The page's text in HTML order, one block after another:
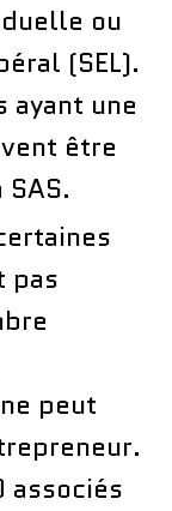
ou
(SEL).
ayant une
être
pas
peut
associés